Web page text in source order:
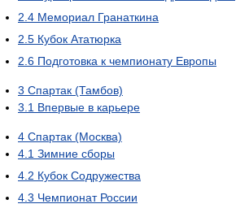
2.4 Мемориал Гранаткина
2.5 Кубок Ататюрка
2.6 Подготовка к чемпионату Европы
3 Спартак (Тамбов)
3.1 Впервые в карьере
4 Спартак (Москва)
4.1 Зимние сборы
4.2 Кубок Содружества
4.3 Чемпионат России